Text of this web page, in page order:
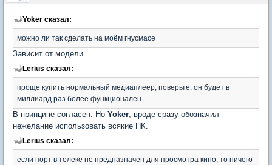
Yoker сказал:
можно ли так сделать на моём гнусмасе
Зависит от модели.
Lerius сказал:
проще купить нормальный медиаплеер, поверьте, он будет в
миллиард раз более функционален.
В принципе согласен. Но Yoker , вроде сразу обозначил
нежелание использовать всякие ПК.
Lerius сказал:
если порт в телеке не предназначен для просмотра кино, то ничего